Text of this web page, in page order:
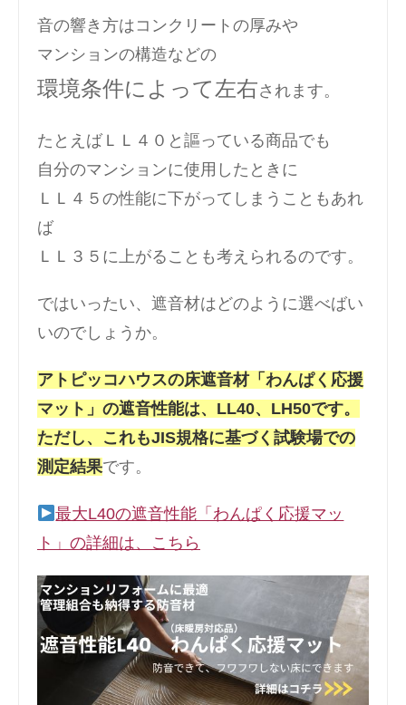
音の響き方はコンクリートの厚みや
マンションの構造などの
環境条件によって左右されます。
たとえばＬＬ４０と謳っている商品でも
自分のマンションに使用したときに
ＬＬ４５の性能に下がってしまうこともあれ
ば
ＬＬ３５に上がることも考えられるのです。
ではいったい、遮音材はどのように選べばい
いのでしょうか。
アトピッコハウスの床遮音材「わんぱく応援
マット」の遮音性能は、LL40、LH50です。
ただし、これもJIS規格に基づく試験場での
測定結果です。
最大L40の遮音性能「わんぱく応援マッ
ト」の詳細は、こちら